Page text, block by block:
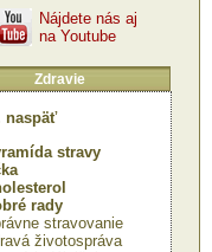
Nájdete nás aj
na Youtube
Zdravie
naspäť
stravy
rady
stravovanie
životospráva